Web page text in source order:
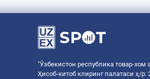
"Ўзбекистон республика товар-
Ҳисоб-китоб клиринг палатаси ҳ/р: